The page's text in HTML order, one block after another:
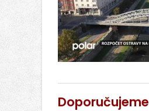
Doporučujeme